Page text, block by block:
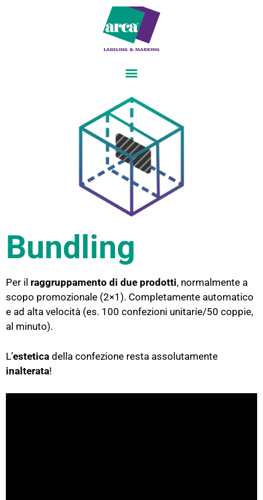
Bundling
Per il raggruppamento di due prodotti, normalmente a
scopo promozionale (2×1). Completamente automatico
e ad alta velocità (es. 100 confezioni unitarie/50 coppie,
al minuto).
L’estetica della confezione resta assolutamente
inalterata!